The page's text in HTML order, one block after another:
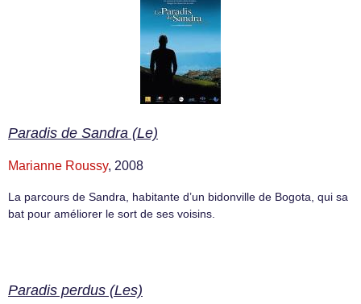
Paradis de Sandra (Le)
Marianne Roussy, 2008
La parcours de Sandra, habitante d’un bidonville de Bogota, qui sa
bat pour améliorer le sort de ses voisins.
Paradis perdus (Les)